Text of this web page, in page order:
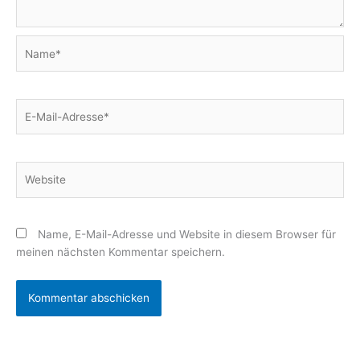
Mail-
Name, E-Mail-Adresse und Website in diesem Browser für
meinen nächsten Kommentar speichern.